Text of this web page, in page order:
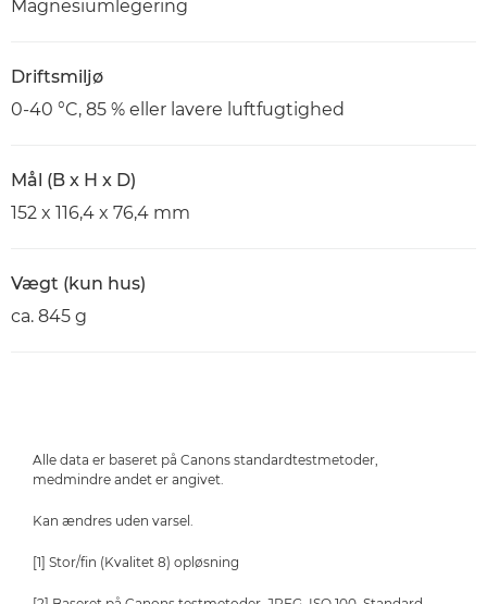
Magnesiumlegering
Driftsmiljø
0-40 °C, 85 % eller lavere luftfugtighed
Mål (B x H x D)
152 x 116,4 x 76,4 mm
Vægt (kun hus)
ca. 845 g
Alle data er baseret på Canons standardtestmetoder,
medmindre andet er angivet.
Kan ændres uden varsel.
[1] Stor/fin (Kvalitet 8) opløsning